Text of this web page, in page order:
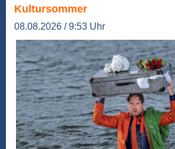
Kultursommer
08.08.2026 / 9:53 Uhr